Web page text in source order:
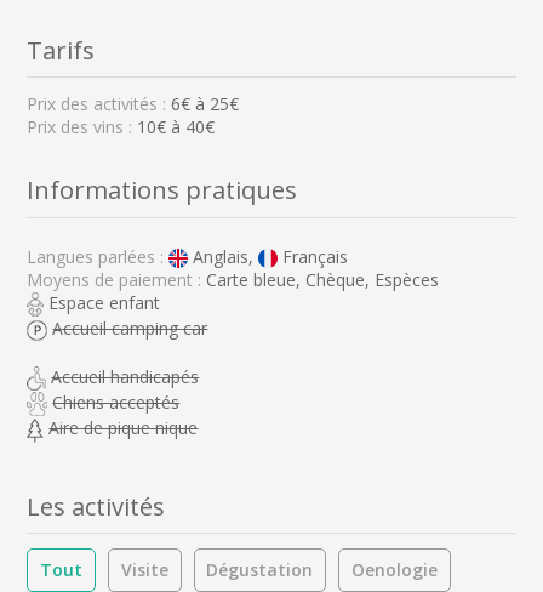
Tarifs
Prix des activités : 6€ à 25€
Prix des vins : 10€ à 40€
Informations pratiques
Langues parlées : Anglais,
Français
Moyens de paiement : Carte bleue, Chèque, Espèces
Espace enfant
Accueil camping car
Accueil handicapés
Chiens acceptés
Aire de pique nique
Les activités
Tout Visite Dégustation Oenologie